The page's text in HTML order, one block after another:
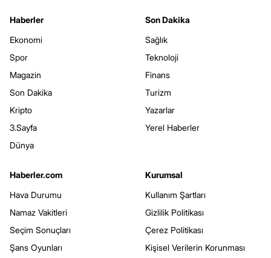
Haberler
Ekonomi
Spor
Magazin
Son Dakika
Kripto
3.Sayfa
Dünya
Son Dakika
Sağlık
Teknoloji
Finans
Turizm
Yazarlar
Yerel Haberler
Haberler.com
Hava Durumu
Namaz Vakitleri
Seçim Sonuçları
Şans Oyunları
Kurumsal
Kullanım Şartları
Gizlilik Politikası
Çerez Politikası
Kişisel Verilerin Korunması